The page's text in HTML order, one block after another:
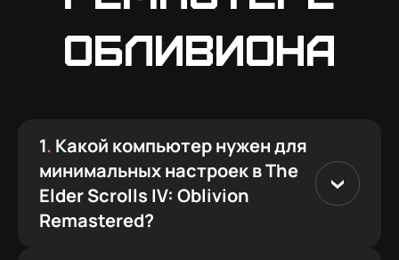
Обливиона
1. Какой компьютер нужен для
минимальных настроек в The
Elder Scrolls IV: Oblivion
Remastered?